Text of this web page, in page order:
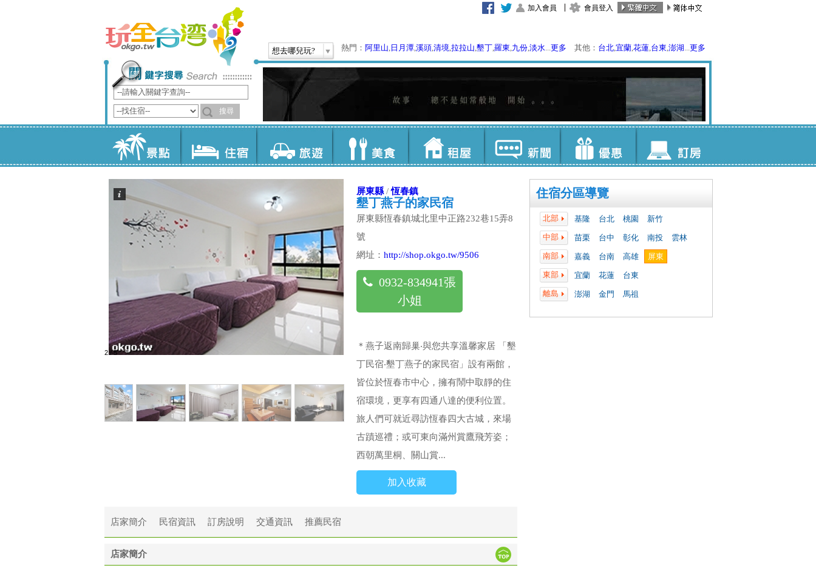
加入會員 會員登入
想去哪兒玩? 熱門： 阿里山, 日月潭,溪頭,清境,拉拉山,墾丁,羅東,九份,淡水...更多 其他： 台北,宜蘭,花蓮,台東,澎湖...更多
住宿分區導覽
北部 基隆 台北 桃園
新竹
中部
苗栗 台中 彰化 南投
雲林
南部
嘉義 台南 高雄
屏東
東部
宜蘭 花蓮
台東
離島
澎湖 金門 馬祖
2 /5
屏東縣/恆春鎮
墾丁燕子的家民宿
屏東縣恆春鎮城北里中正路232巷15弄8
號
網址： http://shop.okgo.tw/9506
0932-834941張
小姐
＊燕子返南歸巢‧與您共享溫馨家居 「墾
丁民宿‧墾丁燕子的家民宿」設有兩館，
皆位於恆春市中心，擁有鬧中取靜的住
宿環境，更享有四通八達的便利位置。
旅人們可就近尋訪恆春四大古城，來場
古蹟巡禮；或可東向滿州賞鷹飛芳姿；
西朝萬里桐、關山賞...
加入收藏
店家簡介 民宿資訊 訂房說明 交通資訊 推薦民宿
店家簡介